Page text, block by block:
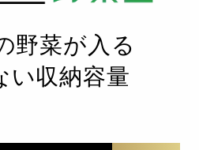
野菜が入る
い収納容量